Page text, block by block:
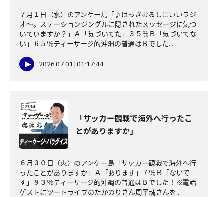
７月１日（水）のアンケー島「♪はっさむるしにいいラジ
オ〜。ステーションジングルに隠されたメッセージに気づ
いていますか？」Ａ「気づいてた」３５％Ｂ「気づいてな
い」６５％ティーサージ的沖縄の普通はＢでした...
2026.07.01 |01:17:44
「サッカー観戦で海外へ行ったこ
とがありますか」
６月３０日（火）のアンケー島「サッカー観戦で海外へ行
ったことがありますか」Ａ「あります」７％Ｂ「ないで
す」９３％ティーサージ的沖縄の普通はＢでした！※電話
ゲストにツートライブのたかのりさん周平魂さんを...